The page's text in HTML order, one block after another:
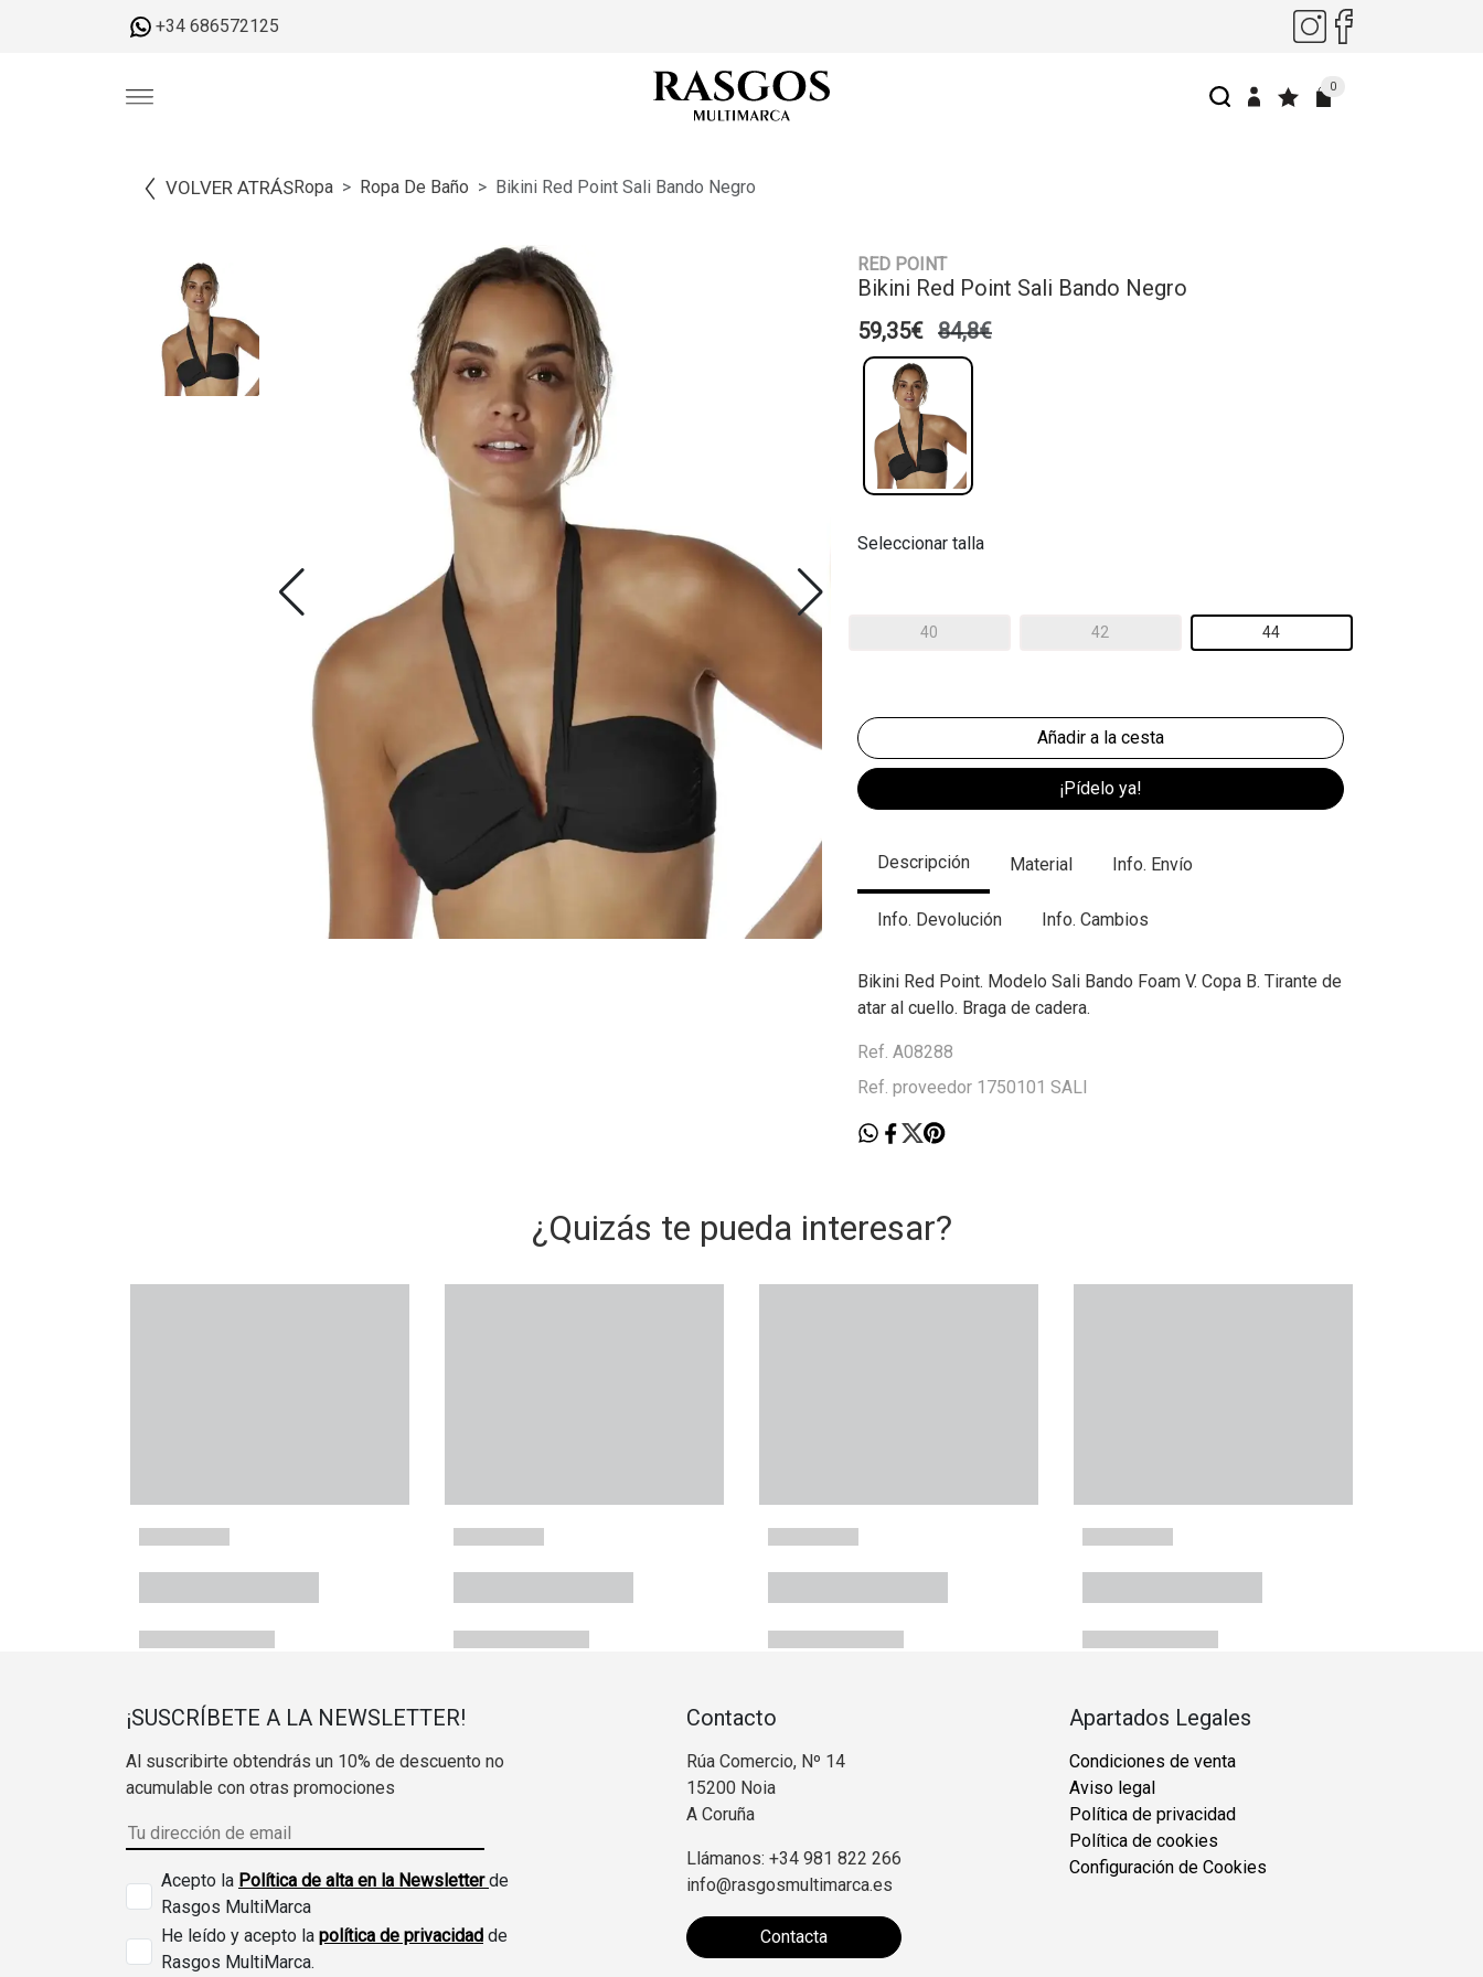
+34 686572125
0
VOLVER ATRÁSRopa Ropa De Baño Bikini Red Point Sali Bando Negro
RED POINT
Bikini Red Point Sali Bando Negro
59,35€ 84,8€
Seleccionar talla
40 42 44
¡Pídelo ya!
Descripción Material Info. Envío
Info. Devolución Info. Cambios
Bikini Red Point. Modelo Sali Bando Foam V. Copa B. Tirante de
atar al cuello. Braga de cadera.
Ref. A08288
Ref. proveedor 1750101 SALI
¿Quizás te pueda interesar?
¡SUSCRÍBETE A LA NEWSLETTER!
Al suscribirte obtendrás un 10% de descuento no
acumulable con otras promociones
Acepto la Política de alta en la Newsletterde
Rasgos MultiMarca
He leído y acepto la política de privacidad de
Rasgos MultiMarca.
Contacto
Rúa Comercio, Nº 14
15200 Noia
A Coruña
Llámanos: +34 981 822 266
info@rasgosmultimarca.es
Contacta
Apartados Legales
Condiciones de venta
Aviso legal
Política de privacidad
Política de cookies
Configuración de Cookies